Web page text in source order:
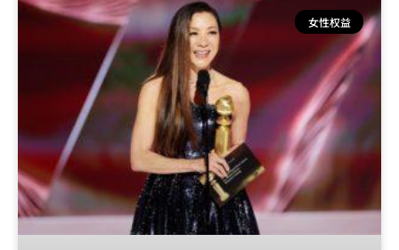
女性权益